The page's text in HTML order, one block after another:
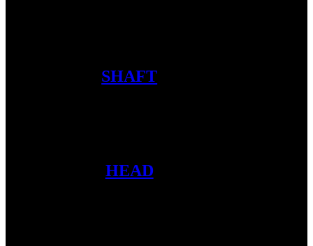
SHAFT
HEAD